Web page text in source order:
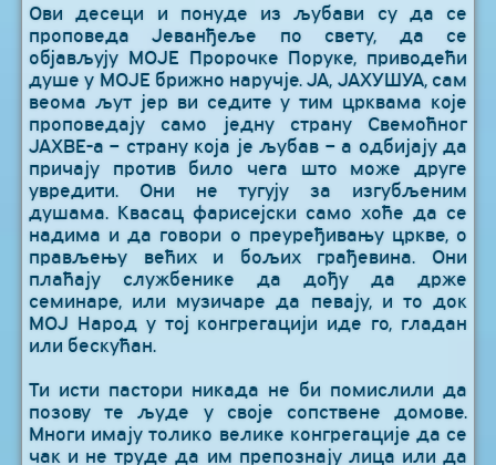
Ови десеци и понуде из љубави су да се
проповеда Јеванђеље по свету, да се
објављују МОЈЕ Пророчке Поруке, приводећи
душе у МОЈЕ брижно наручје. ЈА, ЈАХУШУА, сам
веома љут јер ви седите у тим црквама које
проповедају само једну страну Свемоћног
ЈАХВЕ-а – страну која је љубав – а одбијају да
причају против било чега што може друге
увредити. Они не тугују за изгубљеним
душама. Квасац фарисејски само хоће да се
надима и да говори о преуређивању цркве, о
прављењу већих и бољих грађевина. Они
плаћају службенике да дођу да држе
семинаре, или музичаре да певају, и то док
МОЈ Народ у тој конгрегацији иде го, гладан
или бескућан.
Ти исти пастори никада не би помислили да
позову те људе у своје сопствене домове.
Многи имају толико велике конгрегације да се
чак и не труде да им препознају лица или да